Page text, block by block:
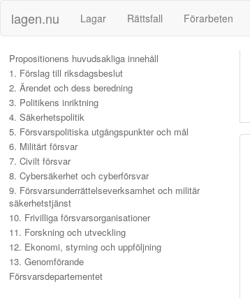
lagen.nu Lagar Rättsfall Förarbeten
Propositionens huvudsakliga innehåll
1. Förslag till riksdagsbeslut
2. Ärendet och dess beredning
3. Politikens inriktning
4. Säkerhetspolitik
5. Försvarspolitiska utgångspunkter och mål
6. Militärt försvar
7. Civilt försvar
8. Cybersäkerhet och cyberförsvar
9. Försvarsunderrättelseverksamhet och militär
säkerhetstjänst
10. Frivilliga försvarsorganisationer
11. Forskning och utveckling
12. Ekonomi, styrning och uppföljning
13. Genomförande
Försvarsdepartementet